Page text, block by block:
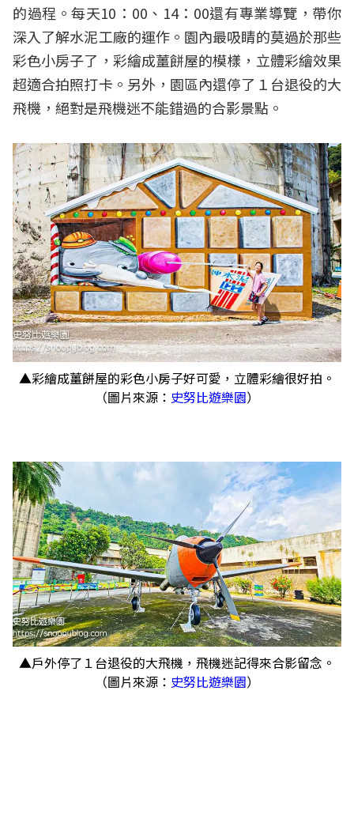
的過程。每天10：00、14：00還有專業導覽，帶你
深入了解水泥工廠的運作。園內最吸睛的莫過於那些
彩色小房子了，彩繪成薑餅屋的模樣，立體彩繪效果
超適合拍照打卡。另外，園區內還停了１台退役的大
飛機，絕對是飛機迷不能錯過的合影景點。
▲彩繪成薑餅屋的彩色小房子好可愛，立體彩繪很好拍。
（圖片來源： 史努比遊樂園）
▲戶外停了１台退役的大飛機，飛機迷記得來合影留念。
（圖片來源： 史努比遊樂園）